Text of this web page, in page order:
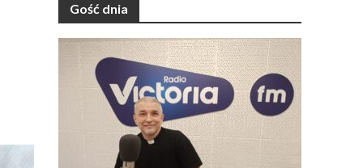
Gość dnia